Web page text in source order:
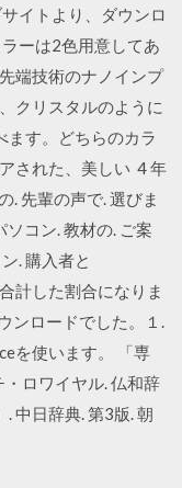
イトより、ダウンロ
ーは2色用意してあ
端技術のナノインプ
クリスタルのように
ます。どちらのカラ
された、美しい 4 年
. 先輩の声で. 選びま
ソコン. 教材の. ご案
. 購入者と
計した割合になりま
ロードでした。１.
を使います。 「専
・ロワイヤル. 仏和辞
中日辞典. 第3版. 朝